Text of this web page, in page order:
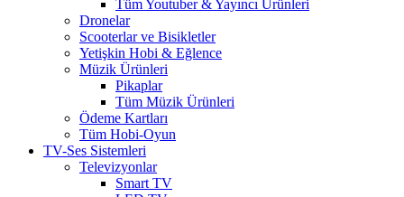
Tüm Youtuber & Yayıncı Ürünleri
Dronelar
Scooterlar ve Bisikletler
Yetişkin Hobi & Eğlence
Müzik Ürünleri
Pikaplar
Tüm Müzik Ürünleri
Ödeme Kartları
Tüm Hobi-Oyun
TV-Ses Sistemleri
Televizyonlar
Smart TV